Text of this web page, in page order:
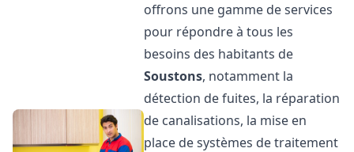
offrons une gamme de services
pour répondre à tous les
besoins des habitants de
Soustons, notamment la
détection de fuites, la réparation
de canalisations, la mise en
place de systèmes de traitement